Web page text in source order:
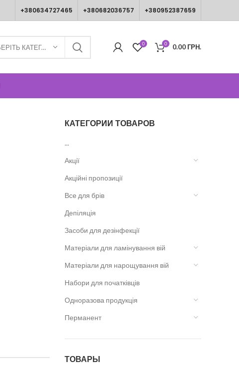
+380634727465 +380682036757 +380952387659
ВИБЕРІТЬ КАТЕГОРІЮ 0 0 0.00ГРН.
КАТЕГОРИИ ТОВАРОВ
...
Акції
Акційні пропозиції
Все для брів
Депіляція
Засоби для дезінфекції
Матеріали для ламінування вій
Матеріали для нарощування вій
Набори для початківців
Одноразова продукція
Перманент
ТОВАРЫ